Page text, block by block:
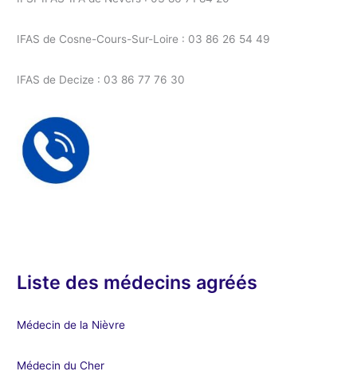
IFAS de Cosne-Cours-Sur-Loire : 03 86 26 54 49
IFAS de Decize : 03 86 77 76 30
Liste des médecins agréés
Médecin de la Nièvre
Médecin du Cher